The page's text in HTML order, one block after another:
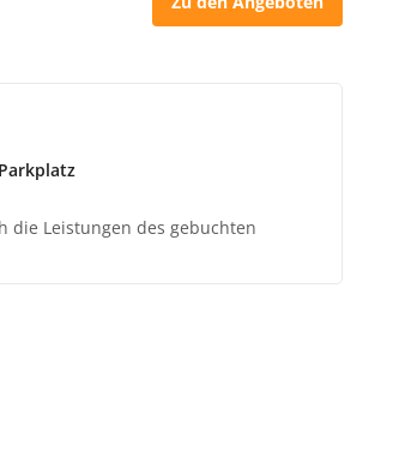
Parkplatz
die Leistungen des gebuchten